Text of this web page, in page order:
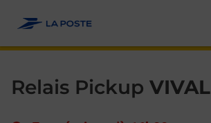
Relais Pickup VIVAL